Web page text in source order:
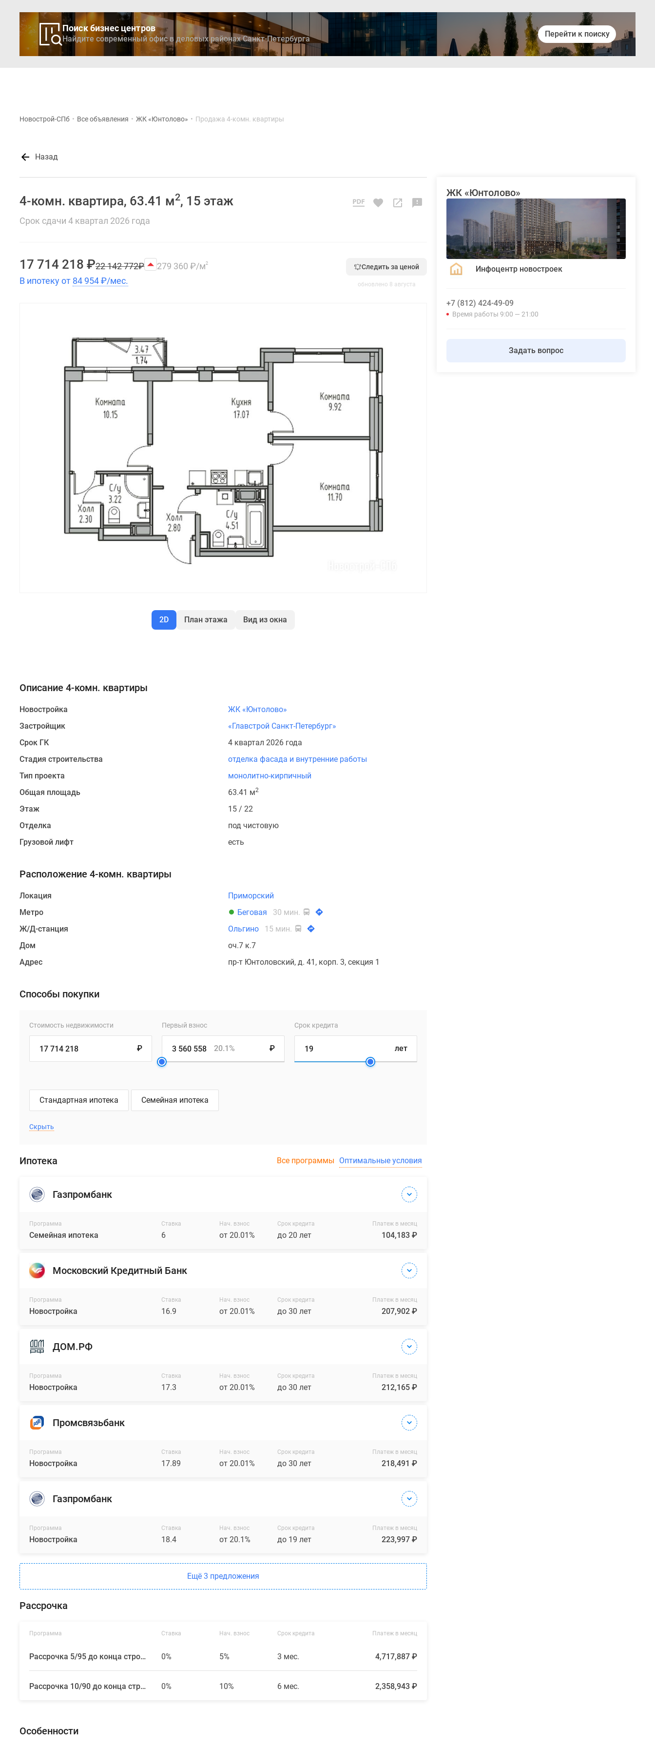
Поиск бизнес центров
Найдите современный офис в деловых районах Санкт-Петербурга
Перейти к поиску
Новострой-СПб • Все объявления • ЖК «Юнтолово» • Продажа 4-комн. квартиры
Назад
4-комн. квартира, 63.41 м2, 15 этаж
Срок сдачи 4 квартал 2026 года
17 714 218 ₽22 142 772₽ 279 360 ₽/м2
В ипотеку от 84 954₽/мес.
Следить за ценой
обновлено 8 августа
2D План этажа Вид из окна
Описание 4-комн. квартиры
Новостройка
ЖК «Юнтолово»
Застройщик
«Главстрой Санкт-Петербург»
Срок ГК
4 квартал 2026 года
Стадия строительства
отделка фасада и внутренние работы
Тип проекта
монолитно-кирпичный
Общая площадь
63.41 м2
Этаж
15 / 22
Отделка
под чистовую
Грузовой лифт
есть
Расположение 4-комн. квартиры
Локация
Приморский
Метро
Беговая
30 мин.
Ж/Д-станция
Ольгино
15 мин.
Дом
оч.7 к.7
Адрес
пр-т Юнтоловский, д. 41, корп. 3, секция 1
Способы покупки
Стоимость недвижимости
₽
Первый взнос
₽
20.1%
Срок кредита
лет
Стандартная ипотека Семейная ипотека
Скрыть
Ипотека Все программы Оптимальные условия
Газпромбанк
Программа
Семейная ипотека
Ставка
6
Нач. взнос
от 20.01%
Срок кредита
до 20 лет
Платеж в месяц
104,183 ₽
Московский Кредитный Банк
Программа
Новостройка
Ставка
16.9
Нач. взнос
от 20.01%
Срок кредита
до 30 лет
Платеж в месяц
207,902 ₽
ДОМ.РФ
Программа
Новостройка
Ставка
17.3
Нач. взнос
от 20.01%
Срок кредита
до 30 лет
Платеж в месяц
212,165 ₽
Промсвязьбанк
Программа
Новостройка
Ставка
17.89
Нач. взнос
от 20.01%
Срок кредита
до 30 лет
Платеж в месяц
218,491 ₽
Газпромбанк
Программа
Новостройка
Ставка
18.4
Нач. взнос
от 20.1%
Срок кредита
до 19 лет
Платеж в месяц
223,997 ₽
Ещё 3 предложения
Рассрочка
Программа
Рассрочка 5/95 до конца строительства
Ставка
0%
Нач. взнос
5%
Срок кредита
3 мес.
Платеж в месяц
4,717,887 ₽
Рассрочка 10/90 до конца строительства 0% 10% 6 мес. 2,358,943 ₽
Особенности
ЖК «Юнтолово»
Инфоцентр новостроек
+7 (812) 424-49-09
Время работы 9:00 — 21:00
Задать вопрос